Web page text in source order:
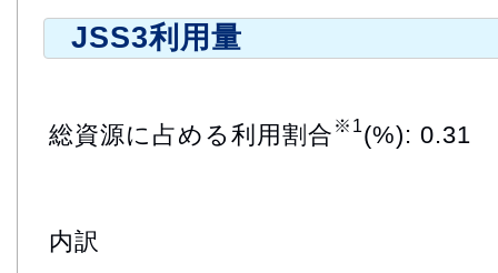
JSS3利用量
総資源に占める利用割合 ※1(%): 0.31
内訳